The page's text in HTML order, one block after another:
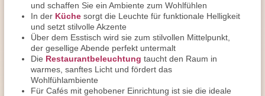
und schaffen Sie ein Ambiente zum Wohlfühlen
In der Küche sorgt die Leuchte für funktionale Helligkeit
und setzt stilvolle Akzente
Über dem Esstisch wird sie zum stilvollen Mittelpunkt,
der gesellige Abende perfekt untermalt
Die Restaurantbeleuchtung taucht den Raum in
warmes, sanftes Licht und fördert das
Wohlfühlambiente
Für Cafés mit gehobener Einrichtung ist sie die ideale